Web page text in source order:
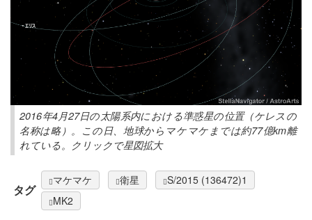
2016年4月27日の太陽系内における準惑星の位置（ケレスの
名称は略）。この日、地球からマケマケまでは約77億km離
れている。クリックで星図拡大
タグ
マケマケ 衛星
S/2015 (136472)1
MK2